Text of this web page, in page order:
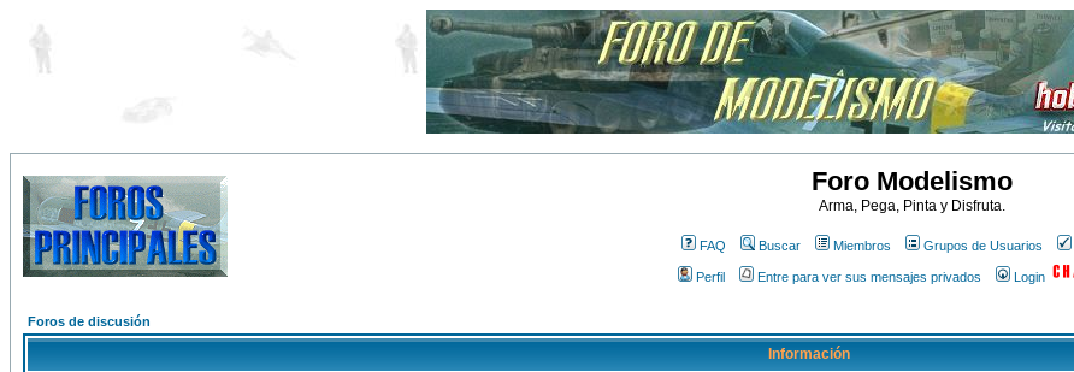
Foro Modelismo
Arma, Pega, Pinta y Disfruta.
FAQ Buscar Miembros Grupos de Usuarios
Perfil Entre para ver sus mensajes privados Login
Foros de discusión
Información